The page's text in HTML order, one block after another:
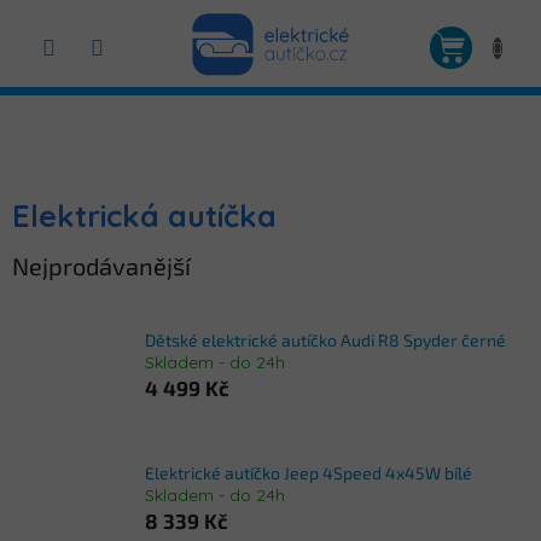
obsah
Elektrická autíčka
Nejprodávanější
Dětské elektrické autíčko Audi R8 Spyder černé
Skladem - do 24h
4 499 Kč
Elektrické autíčko Jeep 4Speed 4x45W bílé
Skladem - do 24h
8 339 Kč